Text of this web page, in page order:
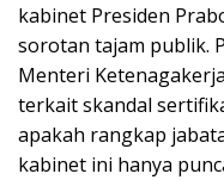
kabinet Presiden
sorotan tajam publik.
Menteri
terkait skandal
apakah rangkap
kabinet ini hanya